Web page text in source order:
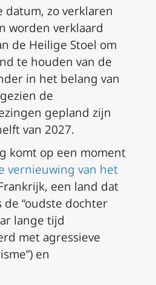
datum, zo verklaren
worden verklaard
de Heilige Stoel om
te houden van de
in het belang van
de
gepland zijn
van 2027.
komt op een moment
vernieuwing van het
een land dat
de “oudste dochter
lange tijd
met agressieve
en